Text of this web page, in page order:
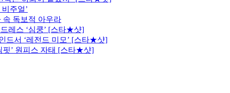
주얼’
속 독보적 아우라
레스 ‘심쿵’ [스타★샷]
드서 ‘레전드 미모’ [스타★샷]
핏’ 원피스 자태 [스타★샷]